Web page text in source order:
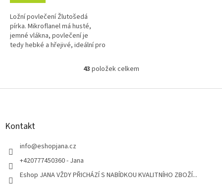
Ložní povlečení Žlutošedá
pírka. Mikroflanel má husté,
jemné vlákna, povlečení je
tedy hebké a hřejivé, ideální pro
povlečení 140x200, 70x90 cm.
O
l
k
43 položek celkem
Z
Kontakt
info@eshopjana.cz
+420777450360 - Jana
Eshop JANA VŽDY PŘICHÁZÍ S NABÍDKOU KVALITNÍHO ZBOŽÍ...